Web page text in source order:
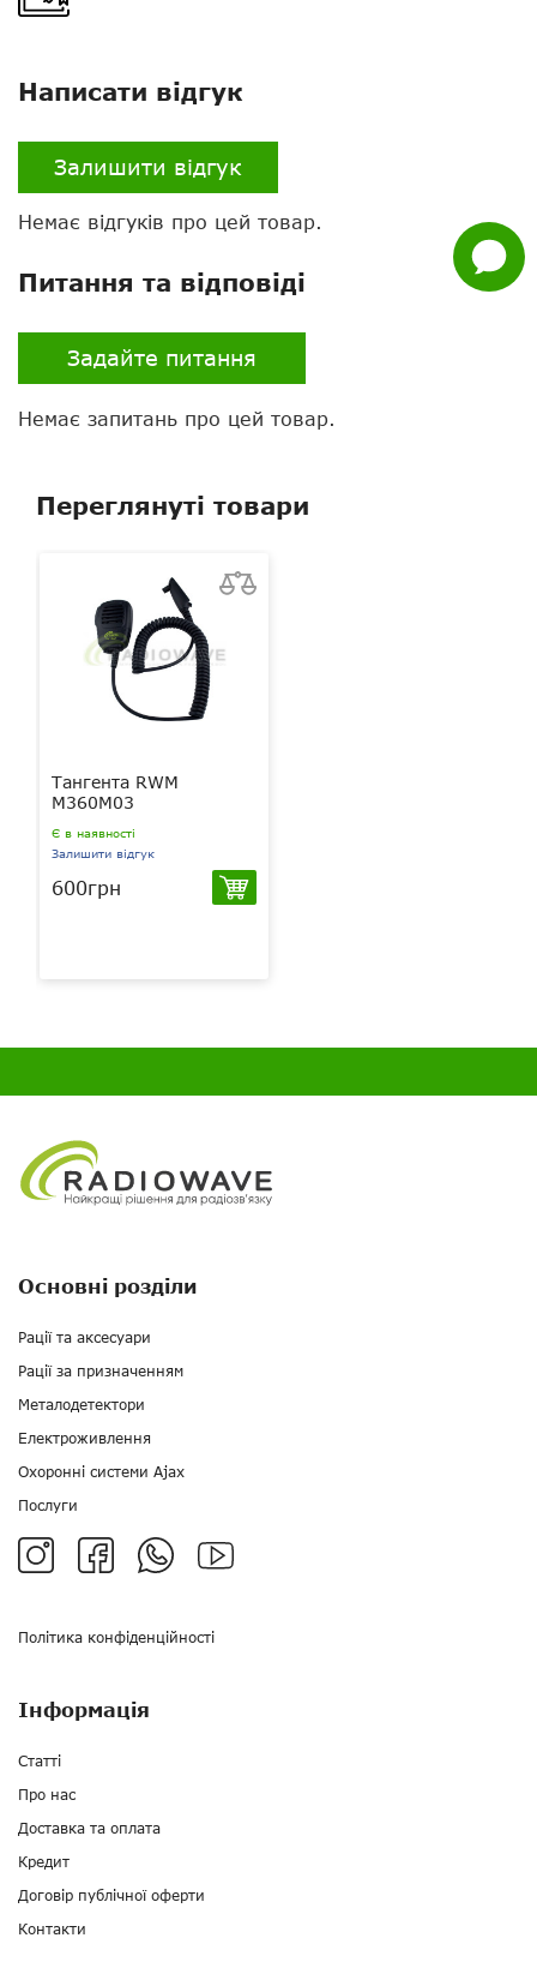
Задати
питання
Написати відгук
Залишити відгук
Немає відгуків про цей товар.
Питання та відповіді
Задайте питання
Немає запитань про цей товар.
Переглянуті товари
Тангента RWM
M360M03
Є в наявності
Залишити відгук
600грн
Політика конфіденційності
Основні розділи
Рації та аксесуари
Рації за призначенням
Металодетектори
Електроживлення
Охоронні системи Ajax
Послуги
Інформація
Статті
Про нас
Доставка та оплата
Кредит
Договір публічної оферти
Контакти